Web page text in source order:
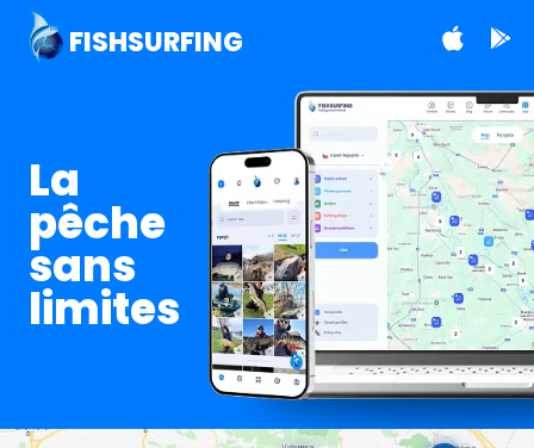
FISHSURFING
La
pêche
sans
limites